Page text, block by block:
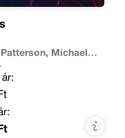
Michael
ár: